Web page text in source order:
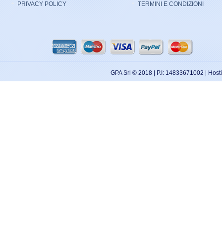
PRIVACY POLICY
TERMINI E CONDIZIONI
GPA Srl © 2018 | P.I: 14833671002 |